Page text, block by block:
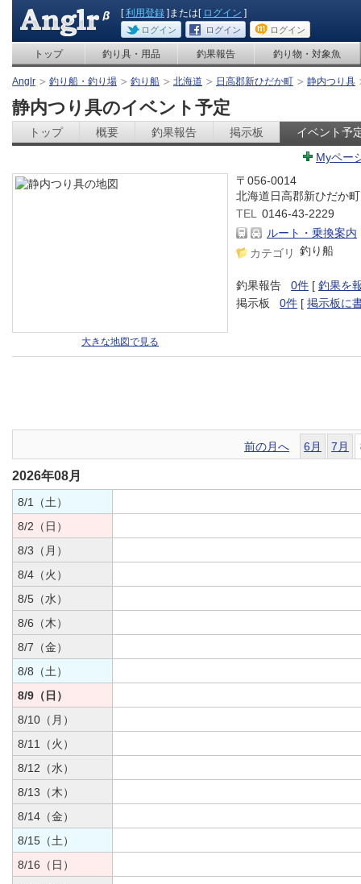
[利用登録 ]または[ ログイン ]
ログイン ログイン ログイン
トップ 釣り具・用品 釣果報告 釣り物・対象魚
Anglr 釣り船・釣り場 釣り船 北海道 日高郡新ひだか町 静内つり具
静内つり具のイベント予定
トップ 概要 釣果報告 掲示板
イベント予
Myペー
大きな地図で見る
〒056-0014
北海道日高郡新ひだか
TEL
0146-43-2229
ルート・乗換案内
カテゴリ 釣り船
釣果報告 0件 [ 釣果を
掲示板
0件 [ 掲示板に
前の月へ 6月 7月
2026年08月
8/1（土）
8/2（日）
8/3（月）
8/4（火）
8/5（水）
8/6（木）
8/7（金）
8/8（土）
8/9（日）
8/10（月）
8/11（火）
8/12（水）
8/13（木）
8/14（金）
8/15（土）
8/16（日）